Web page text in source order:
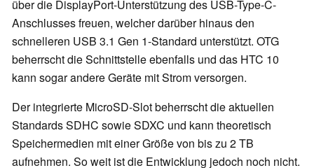
über die DisplayPort-Unterstützung des USB-Type-C-
Anschlusses freuen, welcher darüber hinaus den
schnelleren USB 3.1 Gen 1-Standard unterstützt. OTG
beherrscht die Schnittstelle ebenfalls und das HTC 10
kann sogar andere Geräte mit Strom versorgen.
Der integrierte MicroSD-Slot beherrscht die aktuellen
Standards SDHC sowie SDXC und kann theoretisch
Speichermedien mit einer Größe von bis zu 2 TB
aufnehmen. So weit ist die Entwicklung jedoch noch nicht.